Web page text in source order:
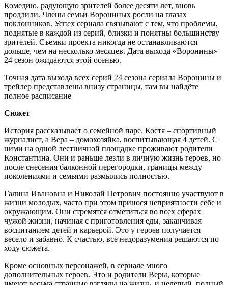
Комедию, радующую зрителей более десяти лет, вновь
продлили. Члены семьи Ворониных росли на глазах
поклонников. Успех сериала связывают с тем, что проблемы,
поднятые в каждой из серий, близки и понятны большинству
зрителей. Съемки проекта никогда не останавливаются
дольше, чем на несколько месяцев. Дата выхода «Воронины»
24 сезон ожидаются этой осенью.
Точная дата выхода всех серий 24 сезона сериала Воронины и
трейлер представлены внизу страницы, там вы найдёте
полное расписание
Сюжет
История рассказывает о семейной паре. Костя – спортивный
журналист, а Вера – домохозяйка, воспитывающая 4 детей. С
ними на одной лестничной площадке проживают родители
Константина. Они и раньше лезли в личную жизнь героев, но
после снесения балконной перегородки, границы между
поколениями и семьями размылись полностью.
Галина Ивановна и Николай Петрович постоянно участвуют в
жизни молодых, часто при этом принося неприятности себе и
окружающим. Они стремятся отметиться во всех сферах
чужой жизни, начиная с приготовления еды, заканчивая
воспитанием детей и карьерой. Это у героев получается
весело и забавно. К счастью, все недоразумения решаются по
ходу сюжета.
Кроме основных персонажей, в сериале много
дополнительных героев. Это и родители Веры, которые